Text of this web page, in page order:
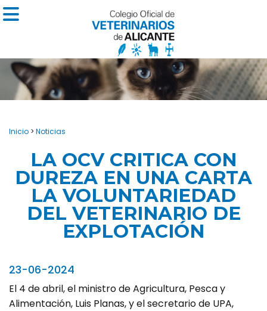
Inicio > Noticias
LA OCV CRITICA CON
DUREZA EN UNA CARTA
LA VOLUNTARIEDAD
DEL VETERINARIO DE
EXPLOTACIÓN
23-06-2024
El 4 de abril, el ministro de Agricultura, Pesca y
Alimentación, Luis Planas, y el secretario de UPA,